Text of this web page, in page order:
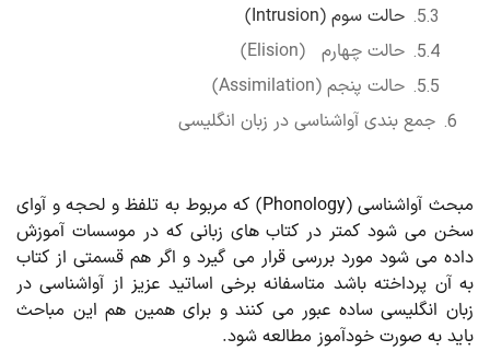
حالت سوم (Intrusion)
حالت چهارم (Elision)
حالت پنجم (Assimilation)
جمع بندی آواشناسی در زبان انگلیسی
مبحث آواشناسی (Phonology) که مربوط به تلفظ و لحجه و آوای
می شود کمتر در کتاب های زبانی که در موسسات آموزش
می شود مورد بررسی قرار می گیرد و اگر هم قسمتی از کتاب
آن پرداخته باشد متاسفانه برخی اساتید عزیز از آواشناسی در
انگلیسی ساده عبور می کنند و برای همین هم این مباحث
به صورت خودآموز مطالعه شود.